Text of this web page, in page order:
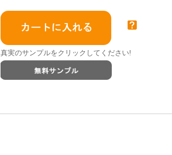
真実のサンプルをクリックしてください!